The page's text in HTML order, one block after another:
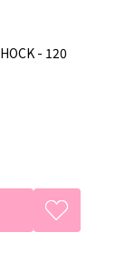
- 120